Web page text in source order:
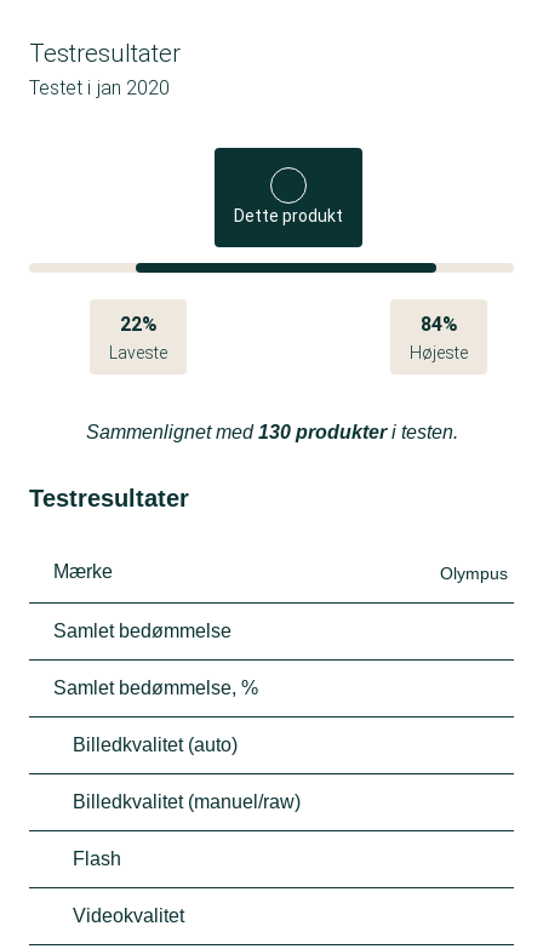
Testresultater
Testet i jan 2020
Dette produkt
22%
Laveste
84%
Højeste
Sammenlignet med130 produkteri testen.
Testresultater
Mærke Olympus
Samlet bedømmelse
Samlet bedømmelse, %
Billedkvalitet (auto)
Billedkvalitet (manuel/raw)
Flash
Videokvalitet